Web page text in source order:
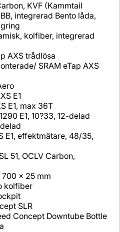
KVF (Kammtail
integrerad Bento låda,
kolfiber, integrerad
AXS trådlösa
SRAM eTap AXS
E1
E1, max 36T
E1, 10?33, 12-delad
E1, effektmätare, 48/35,
51, OCLV Carbon,
700 x 25 mm
kolfiber
SLR
Concept Downtube Bottle